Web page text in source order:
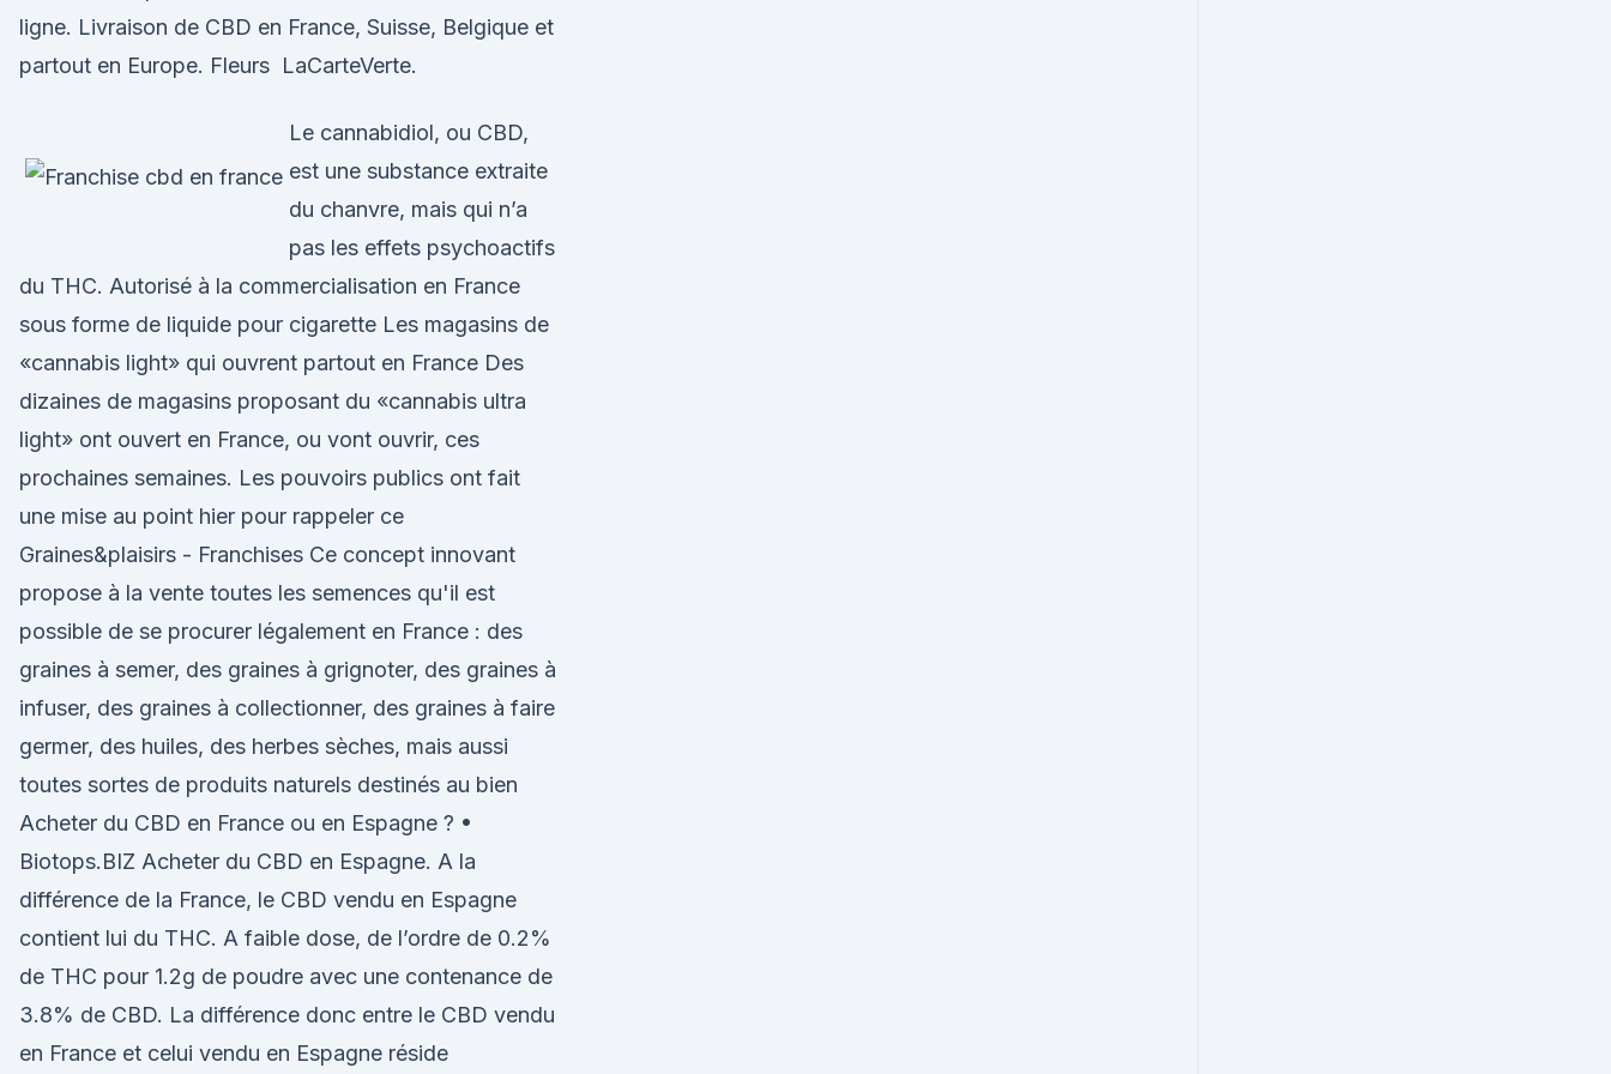
ligne. Livraison de CBD en France, Suisse, Belgique et
partout en Europe. Fleurs LaCarteVerte.
Le cannabidiol, ou CBD,
est une substance extraite
du chanvre, mais qui n’a
pas les effets psychoactifs
du THC. Autorisé à la commercialisation en France
sous forme de liquide pour cigarette Les magasins de
«cannabis light» qui ouvrent partout en France Des
dizaines de magasins proposant du «cannabis ultra
light» ont ouvert en France, ou vont ouvrir, ces
prochaines semaines. Les pouvoirs publics ont fait
une mise au point hier pour rappeler ce
Graines&plaisirs - Franchises Ce concept innovant
propose à la vente toutes les semences qu'il est
possible de se procurer légalement en France : des
graines à semer, des graines à grignoter, des graines à
infuser, des graines à collectionner, des graines à faire
germer, des huiles, des herbes sèches, mais aussi
toutes sortes de produits naturels destinés au bien
Acheter du CBD en France ou en Espagne ? •
Biotops.BIZ Acheter du CBD en Espagne. A la
différence de la France, le CBD vendu en Espagne
contient lui du THC. A faible dose, de l’ordre de 0.2%
de THC pour 1.2g de poudre avec une contenance de
3.8% de CBD. La différence donc entre le CBD vendu
en France et celui vendu en Espagne réside